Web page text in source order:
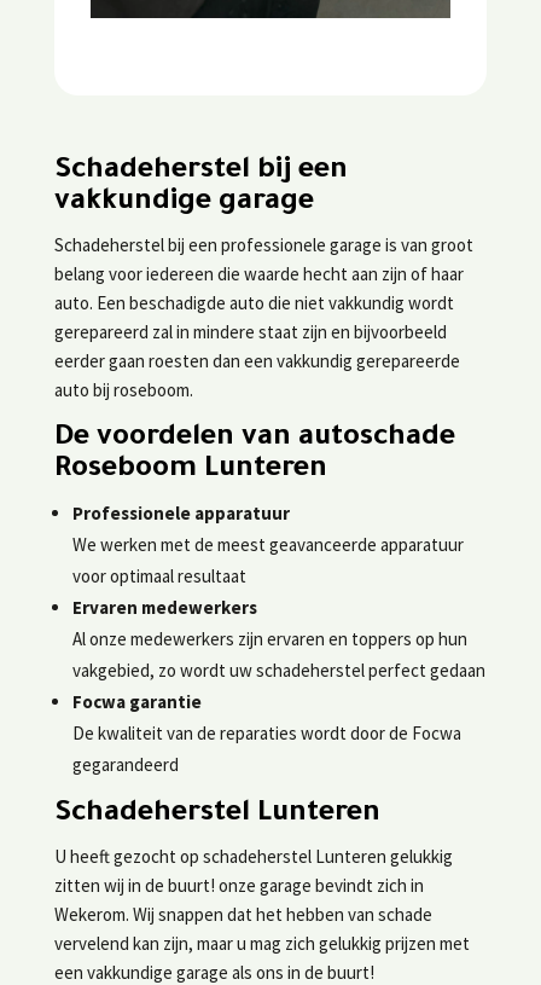
Schadeherstel bij een
vakkundige garage
Schadeherstel bij een professionele garage is van groot
belang voor iedereen die waarde hecht aan zijn of haar
auto. Een beschadigde auto die niet vakkundig wordt
gerepareerd zal in mindere staat zijn en bijvoorbeeld
eerder gaan roesten dan een vakkundig gerepareerde
auto bij roseboom.
De voordelen van autoschade
Roseboom Lunteren
Professionele apparatuur
We werken met de meest geavanceerde apparatuur
voor optimaal resultaat
Ervaren medewerkers
Al onze medewerkers zijn ervaren en toppers op hun
vakgebied, zo wordt uw schadeherstel perfect gedaan
Focwa garantie
De kwaliteit van de reparaties wordt door de Focwa
gegarandeerd
Schadeherstel Lunteren
U heeft gezocht op schadeherstel Lunteren gelukkig
zitten wij in de buurt! onze garage bevindt zich in
Wekerom. Wij snappen dat het hebben van schade
vervelend kan zijn, maar u mag zich gelukkig prijzen met
een vakkundige garage als ons in de buurt!